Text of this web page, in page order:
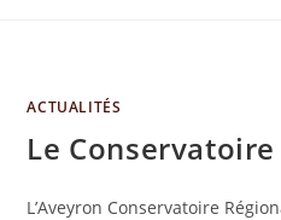
ACTUALITÉS
Le
L’Aveyron Conservatoire